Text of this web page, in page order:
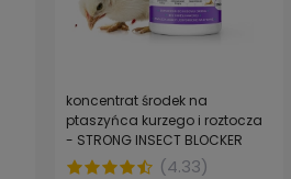
koncentrat środek na
ptaszyńca kurzego i roztocza
- STRONG INSECT BLOCKER
POLYMER 250 ml(4.33)